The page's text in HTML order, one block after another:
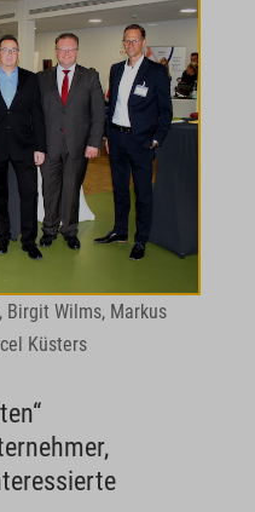
Birgit Wilms, Markus
Küsters